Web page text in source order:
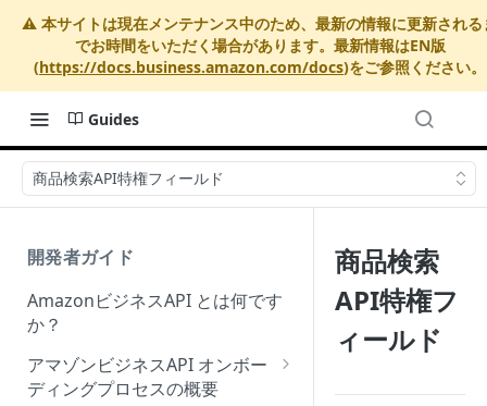
⚠️ 本サイトは現在メンテナンス中のため、最新の情報に更新される
でお時間をいただく場合があります。最新情報はEN版
(https://docs.business.amazon.com/docs)をご参照ください。
Guides
商品検索API特権フィールド
開発者ガイド
AmazonビジネスAPI とは何です
か？
アマゾンビジネスAPI オンボー
ディングプロセスの概要
商品検索
API特権フ
ィールド